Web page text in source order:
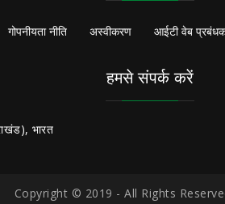
गोपनीयता नीति अस्वीकरण आईटी वेब
हमसे संपर्क करें
भारत
Copyright © 2019 - All Rights